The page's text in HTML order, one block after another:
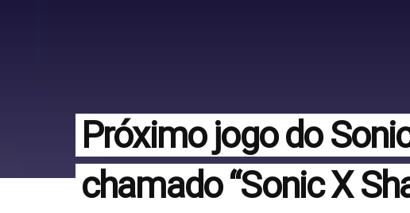
Próximo jogo do
chamado “Sonic X